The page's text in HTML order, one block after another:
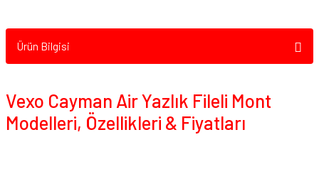
Ürün Bilgisi
Vexo Cayman Air Yazlık Fileli Mont
Modelleri, Özellikleri & Fiyatları